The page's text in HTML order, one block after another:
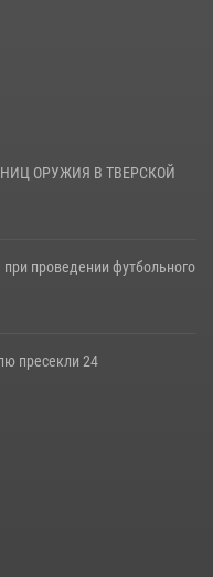
ОРУЖИЯ В ТВЕРСКОЙ
проведении футбольного
пресекли 24